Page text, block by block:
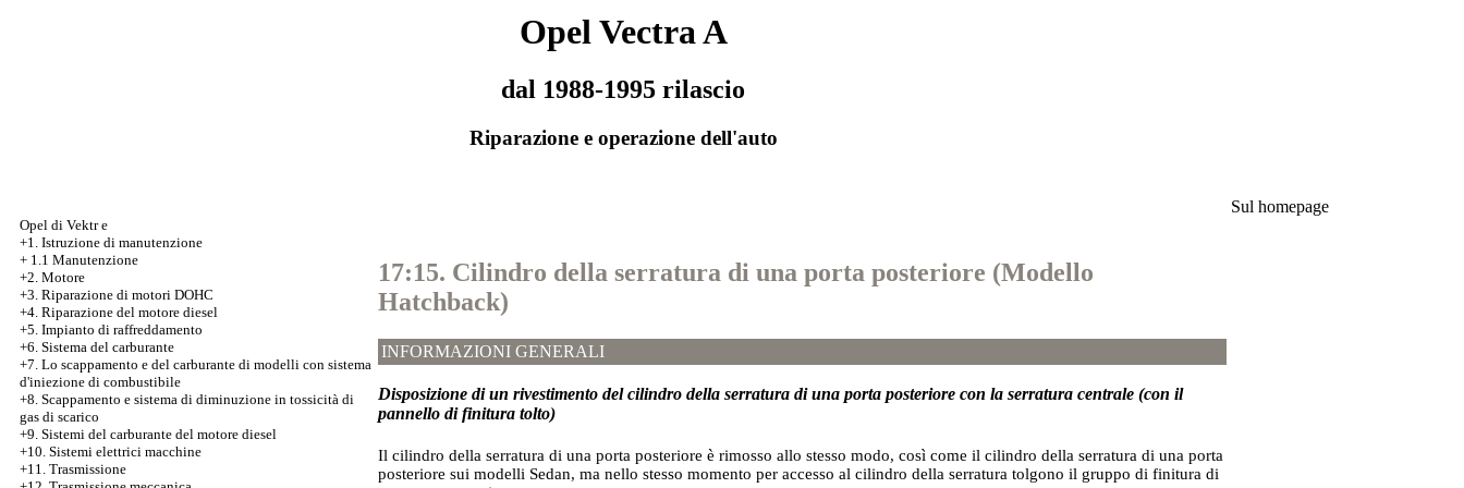
Opel Vectra A
dal 1988-1995 rilascio
Riparazione e operazione dell'auto
Opel di Vektr e
+1. Istruzione di manutenzione
+ 1.1 Manutenzione
+2. Motore
+3. Riparazione di motori DOHC
+4. Riparazione del motore diesel
+5. Impianto di raffreddamento
+6. Sistema del carburante
+7. Lo scappamento e del carburante di modelli con sistema
d'iniezione di combustibile
+8. Scappamento e sistema di diminuzione in tossicità di
gas di scarico
+9. Sistemi del carburante del motore diesel
+10. Sistemi elettrici macchine
+11. Trasmissione
17:15. Cilindro della serratura di una porta posteriore (Modello
Hatchback)
INFORMAZIONI GENERALI
Disposizione di un rivestimento del cilindro della serratura di una porta posteriore con la serratura centrale (con il
pannello di finitura tolto)
Il cilindro della serratura di una porta posteriore è rimosso allo stesso modo, così come il cilindro della serratura di una porta
posteriore sui modelli Sedan, ma nello stesso momento per accesso al cilindro della serratura tolgono il gruppo di finitura di
Sul homepage